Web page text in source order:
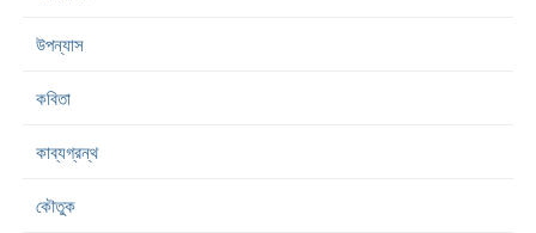
উপন্যাস
কবিতা
কাব্যগ্রন্থ
কৌতুক